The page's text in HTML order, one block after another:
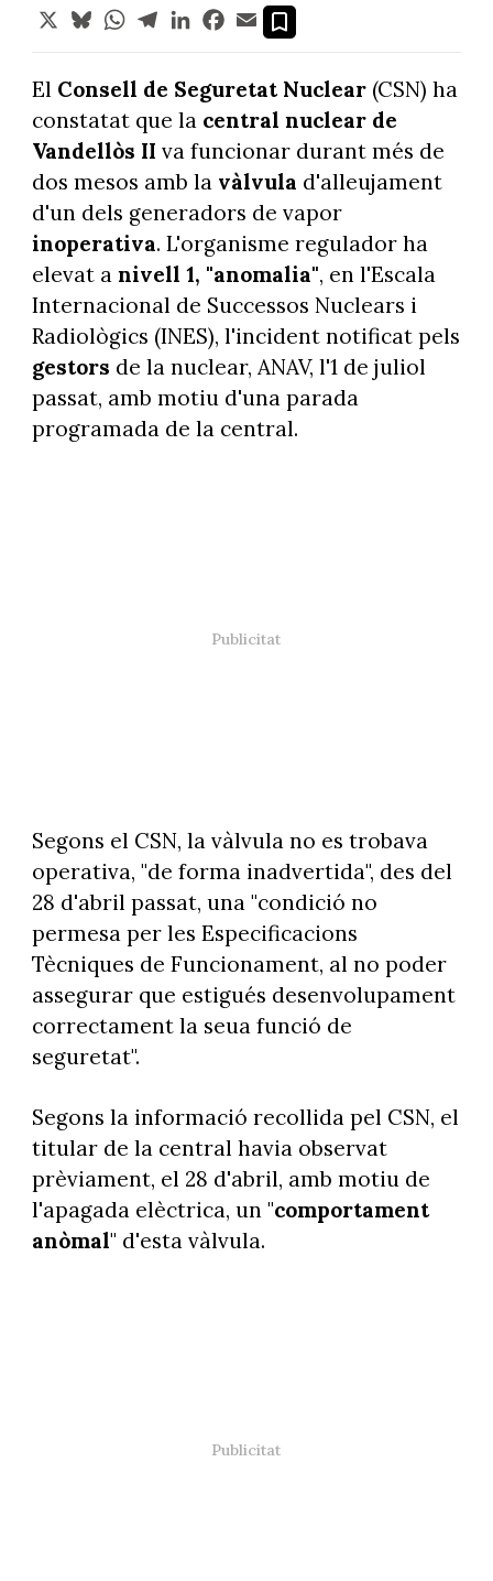
X BlueskyWhatsApp
TelegramLinkedInFacebook
Email
El Consell de Seguretat Nuclear (CSN) ha
constatat que la central nuclear de
Vandellòs II va funcionar durant més de
dos mesos amb la vàlvula d'alleujament
d'un dels generadors de vapor
inoperativa. L'organisme regulador ha
elevat a nivell 1, "anomalia", en l'Escala
Internacional de Successos Nuclears i
Radiològics (INES), l'incident notificat pels
gestors de la nuclear, ANAV, l'1 de juliol
passat, amb motiu d'una parada
programada de la central.
Segons el CSN, la vàlvula no es trobava
operativa, "de forma inadvertida", des del
28 d'abril passat, una "condició no
permesa per les Especificacions
Tècniques de Funcionament, al no poder
assegurar que estigués desenvolupament
correctament la seua funció de
seguretat".
Segons la informació recollida pel CSN, el
titular de la central havia observat
prèviament, el 28 d'abril, amb motiu de
l'apagada elèctrica, un "comportament
anòmal" d'esta vàlvula.